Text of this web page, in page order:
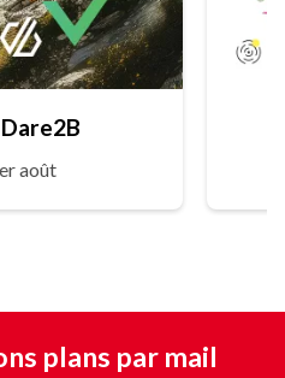
août
plans par mail